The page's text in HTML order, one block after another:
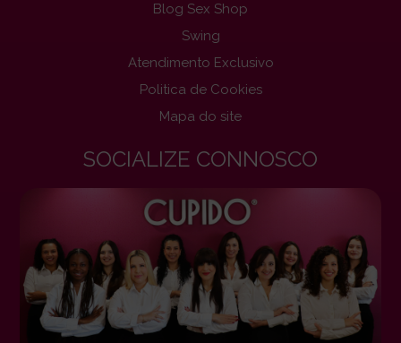
Blog Sex Shop
Swing
Atendimento Exclusivo
Politica de Cookies
Mapa do site
SOCIALIZE CONNOSCO